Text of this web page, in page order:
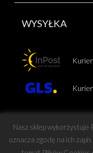
WYSYŁKA
Nasz sklep wykorzystuje
oznacza zgodę na ich